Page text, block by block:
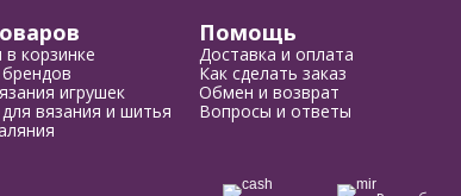
корзинке
игрушек
вязания и шитья
Помощь
Доставка и оплата
Как сделать заказ
Обмен и возврат
Вопросы и ответы